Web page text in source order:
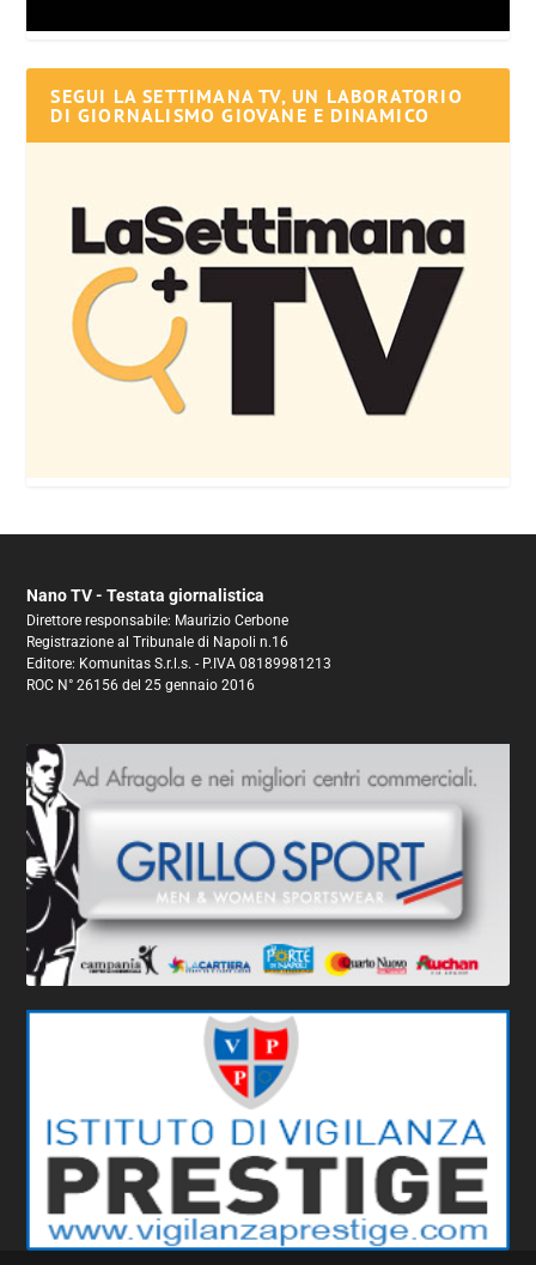
SEGUI LA SETTIMANA TV, UN LABORATORIO
DI GIORNALISMO GIOVANE E DINAMICO
Nano TV - Testata giornalistica
Direttore responsabile: Maurizio Cerbone
Registrazione al Tribunale di Napoli n.16
Editore: Komunitas S.r.l.s. - P.IVA 08189981213
ROC N° 26156 del 25 gennaio 2016